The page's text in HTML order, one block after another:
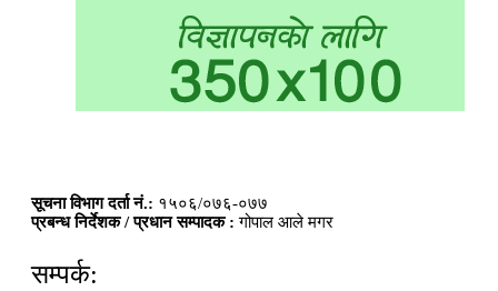
सूचना विभाग दर्ता नं.: १५०६/०७६-०७७
प्रबन्ध निर्देशक / प्रधान सम्पादक : गोपाल आले मगर
सम्पर्क: